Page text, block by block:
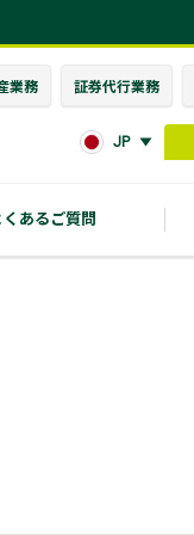
業務 証券代行業務
JP
くあるご質問